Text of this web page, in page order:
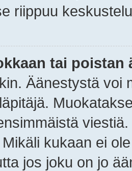
riippuu
tai poistan
Äänestystä voi
kukaan ei
jos joku on jo